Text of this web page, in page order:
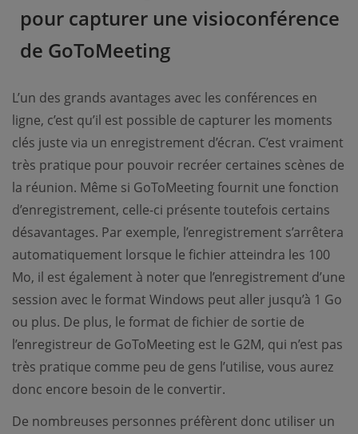
pour capturer une visioconférence
de GoToMeeting
L’un des grands avantages avec les conférences en
ligne, c’est qu’il est possible de capturer les moments
clés juste via un enregistrement d’écran. C’est vraiment
très pratique pour pouvoir recréer certaines scènes de
la réunion. Même si GoToMeeting fournit une fonction
d’enregistrement, celle-ci présente toutefois certains
désavantages. Par exemple, l’enregistrement s’arrêtera
automatiquement lorsque le fichier atteindra les 100
Mo, il est également à noter que l’enregistrement d’une
session avec le format Windows peut aller jusqu’à 1 Go
ou plus. De plus, le format de fichier de sortie de
l’enregistreur de GoToMeeting est le G2M, qui n’est pas
très pratique comme peu de gens l’utilise, vous aurez
donc encore besoin de le convertir.
De nombreuses personnes préfèrent donc utiliser un